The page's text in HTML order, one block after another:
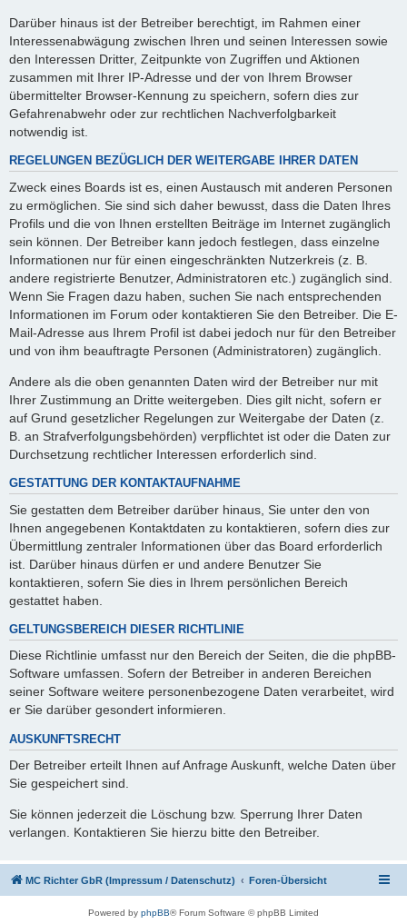
Darüber hinaus ist der Betreiber berechtigt, im Rahmen einer
Interessenabwägung zwischen Ihren und seinen Interessen sowie
den Interessen Dritter, Zeitpunkte von Zugriffen und Aktionen
zusammen mit Ihrer IP-Adresse und der von Ihrem Browser
übermittelter Browser-Kennung zu speichern, sofern dies zur
Gefahrenabwehr oder zur rechtlichen Nachverfolgbarkeit
notwendig ist.
REGELUNGEN BEZÜGLICH DER WEITERGABE IHRER DATEN
Zweck eines Boards ist es, einen Austausch mit anderen Personen
zu ermöglichen. Sie sind sich daher bewusst, dass die Daten Ihres
Profils und die von Ihnen erstellten Beiträge im Internet zugänglich
sein können. Der Betreiber kann jedoch festlegen, dass einzelne
Informationen nur für einen eingeschränkten Nutzerkreis (z. B.
andere registrierte Benutzer, Administratoren etc.) zugänglich sind.
Wenn Sie Fragen dazu haben, suchen Sie nach entsprechenden
Informationen im Forum oder kontaktieren Sie den Betreiber. Die E-
Mail-Adresse aus Ihrem Profil ist dabei jedoch nur für den Betreiber
und von ihm beauftragte Personen (Administratoren) zugänglich.
Andere als die oben genannten Daten wird der Betreiber nur mit
Ihrer Zustimmung an Dritte weitergeben. Dies gilt nicht, sofern er
auf Grund gesetzlicher Regelungen zur Weitergabe der Daten (z.
B. an Strafverfolgungsbehörden) verpflichtet ist oder die Daten zur
Durchsetzung rechtlicher Interessen erforderlich sind.
GESTATTUNG DER KONTAKTAUFNAHME
Sie gestatten dem Betreiber darüber hinaus, Sie unter den von
Ihnen angegebenen Kontaktdaten zu kontaktieren, sofern dies zur
Übermittlung zentraler Informationen über das Board erforderlich
ist. Darüber hinaus dürfen er und andere Benutzer Sie
kontaktieren, sofern Sie dies in Ihrem persönlichen Bereich
gestattet haben.
GELTUNGSBEREICH DIESER RICHTLINIE
Diese Richtlinie umfasst nur den Bereich der Seiten, die die phpBB-
Software umfassen. Sofern der Betreiber in anderen Bereichen
seiner Software weitere personenbezogene Daten verarbeitet, wird
er Sie darüber gesondert informieren.
AUSKUNFTSRECHT
Der Betreiber erteilt Ihnen auf Anfrage Auskunft, welche Daten über
Sie gespeichert sind.
Sie können jederzeit die Löschung bzw. Sperrung Ihrer Daten
verlangen. Kontaktieren Sie hierzu bitte den Betreiber.
MC Richter GbR (Impressum / Datenschutz) Foren-Übersicht
Powered by phpBB® Forum Software © phpBB Limited